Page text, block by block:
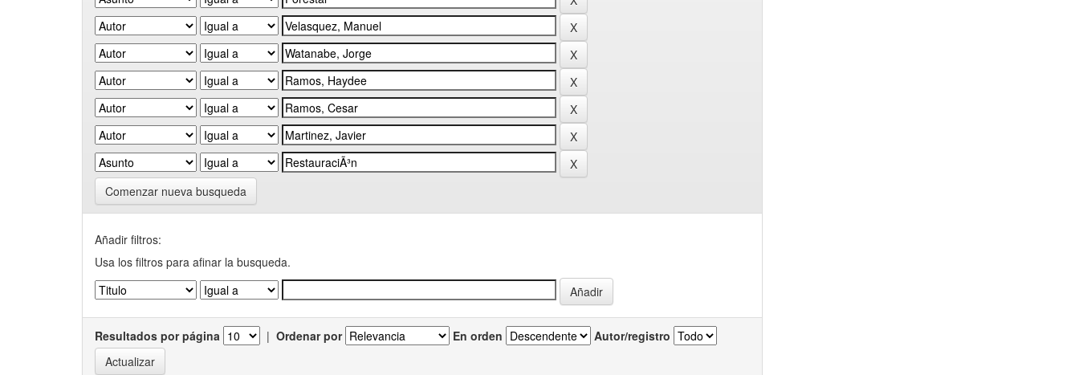
Comenzar nueva busqueda
Añadir filtros:
Usa los filtros para afinar la busqueda.
Resultados por página | Ordenar por En orden Autor/registro